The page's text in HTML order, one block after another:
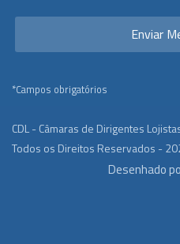
*Campos obrigatórios
CDL - Câmaras de Dirigentes
Todos os Direitos Reservados -
Desenhado